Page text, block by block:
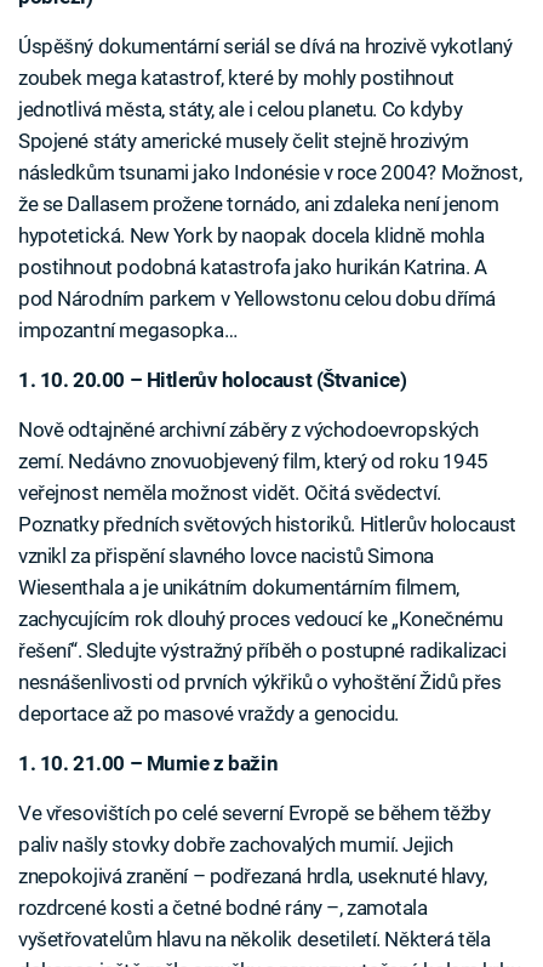
Úspěšný dokumentární seriál se dívá na hrozivě vykotlaný
zoubek mega katastrof, které by mohly postihnout
jednotlivá města, státy, ale i celou planetu. Co kdyby
Spojené státy americké musely čelit stejně hrozivým
následkům tsunami jako Indonésie v roce 2004? Možnost,
že se Dallasem prožene tornádo, ani zdaleka není jenom
hypotetická. New York by naopak docela klidně mohla
postihnout podobná katastrofa jako hurikán Katrina. A
pod Národním parkem v Yellowstonu celou dobu dřímá
impozantní megasopka…
1. 10. 20.00 – Hitlerův holocaust (Štvanice)
Nově odtajněné archivní záběry z východoevropských
zemí. Nedávno znovuobjevený film, který od roku 1945
veřejnost neměla možnost vidět. Očitá svědectví.
Poznatky předních světových historiků. Hitlerův holocaust
vznikl za přispění slavného lovce nacistů Simona
Wiesenthala a je unikátním dokumentárním filmem,
zachycujícím rok dlouhý proces vedoucí ke „Konečnému
řešení“. Sledujte výstražný příběh o postupné radikalizaci
nesnášenlivosti od prvních výkřiků o vyhoštění Židů přes
deportace až po masové vraždy a genocidu.
1. 10. 21.00 – Mumie z bažin
Ve vřesovištích po celé severní Evropě se během těžby
paliv našly stovky dobře zachovalých mumií. Jejich
znepokojivá zranění – podřezaná hrdla, useknuté hlavy,
rozdrcené kosti a četné bodné rány –, zamotala
vyšetřovatelům hlavu na několik desetiletí. Některá těla